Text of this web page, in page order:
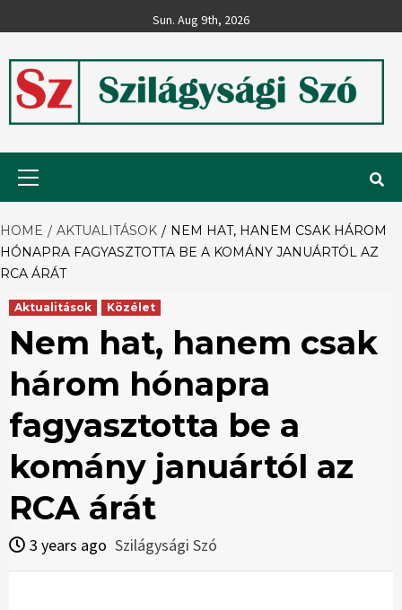
to
Sun. Aug 9th, 2026
Szilágysági
Szó
HOME AKTUALITÁSOK
NEM HAT, HANEM CSAK HÁROM
HÓNAPRA FAGYASZTOTTA BE A KOMÁNY JANUÁRTÓL AZ
RCA ÁRÁT
Aktualitások Közélet
Nem hat, hanem csak
három hónapra
fagyasztotta be a
komány januártól az
RCA árát
3 years ago Szilágysági Szó